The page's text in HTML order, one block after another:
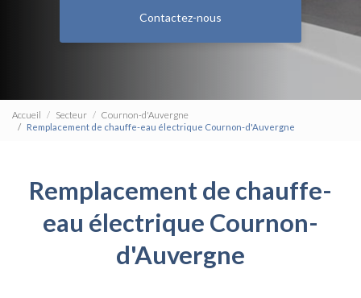
Contactez-nous
Accueil Secteur
Cournon-d'Auvergne
Remplacement de chauffe-eau électrique Cournon-d'Auvergne
Remplacement de chauffe-
eau électrique Cournon-
d'Auvergne